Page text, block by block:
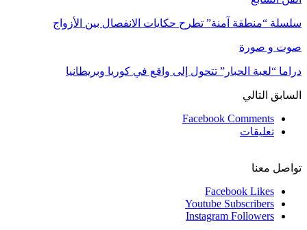
سلسلة “منطقة آمنة” تطرح حكايات الانفصال بين الأزواج
صوت و صورة
دراما “لعبة الحبار” تتحول إلى واقع في كوريا وبريطانيا
السابق التالي
Facebook Comments
تعليقات
تواصل معنا
Facebook Likes
Youtube Subscribers
Instagram Followers